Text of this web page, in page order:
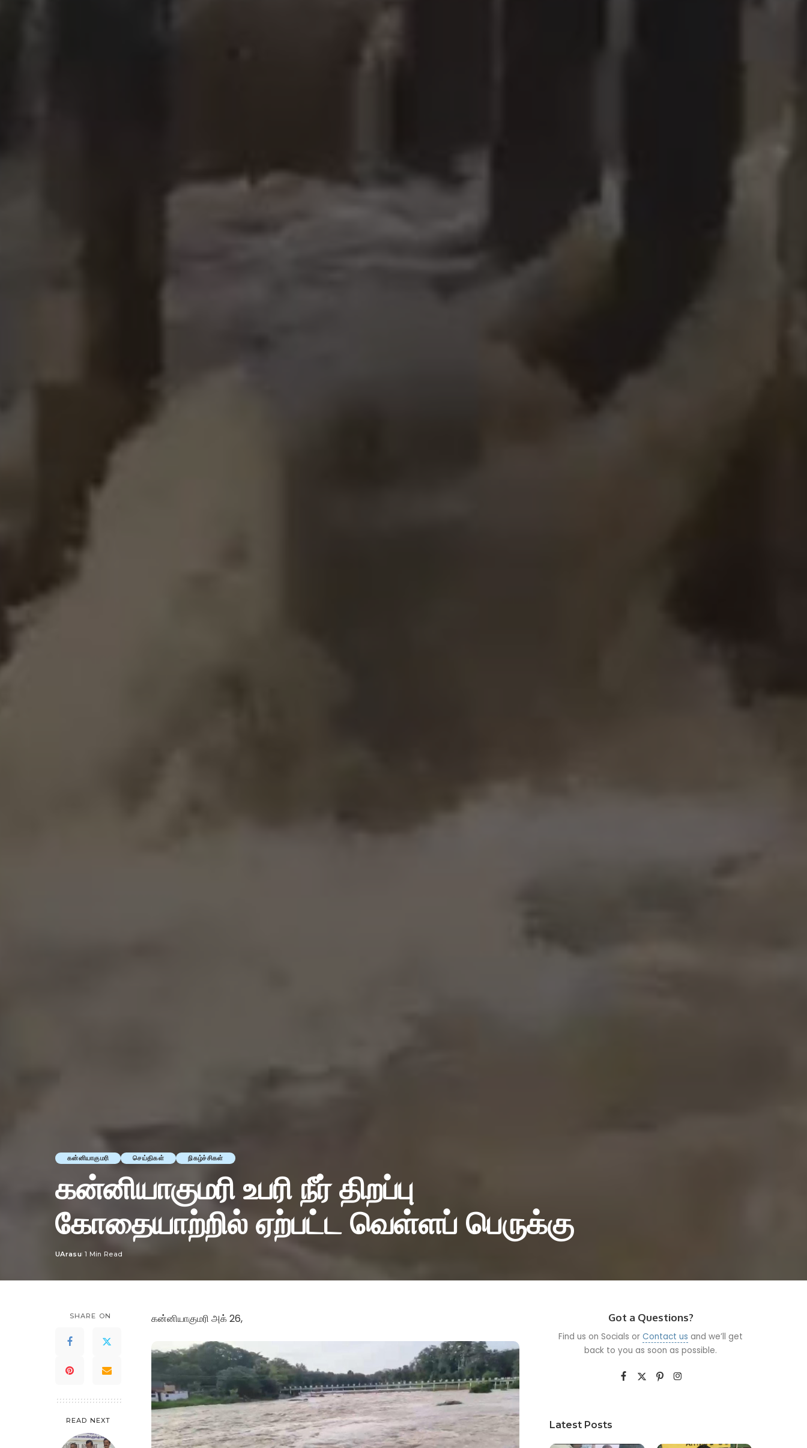
கன்னியாகுமரி செய்திகள் நிகழ்ச்சிகள்
கன்னியாகுமரி உபரி நீர் திறப்பு
கோதையாற்றில் ஏற்பட்ட வெள்ளப் பெருக்கு
Posted
UArasu 1 Min Read
SHARE ON
READ NEXT
கன்னியாகுமரி அக் 26, Got a Questions?
Find us on Socials orContact us and we’ll get
back to you as soon as possible.
Latest Posts